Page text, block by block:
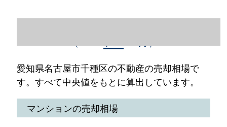
愛知県名古屋市千種区の不動産の売却相場で
す。すべて中央値をもとに算出しています。
マンションの売却相場